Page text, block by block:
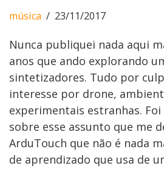
música 23/11/2017
Nunca publiquei nada aqui
anos que ando explorando
sintetizadores. Tudo por
interesse por drone,
experimentais estranhas.
sobre esse assunto que me
ArduTouch que não é nada
de aprendizado que usa de